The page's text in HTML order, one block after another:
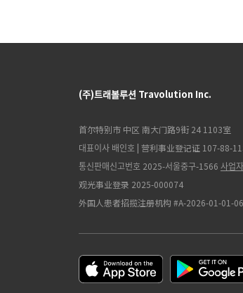
(주)트래볼루션 Travolution Inc.
首尔特别市 中区 南大门路9街 24 1103室
대표이사 배인호 | 营利事业登记证 107-88-
통신판매신고번호 2025-서울중구-1566 사업
观光事业登录 2025-000074
外国人患者招揽注册机构 #A-2026-01-01-